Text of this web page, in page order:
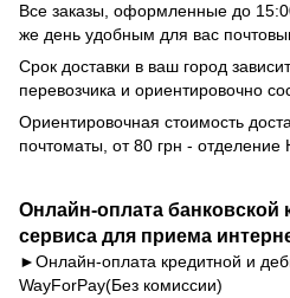
Все заказы, оформленные до
же день удобным для вас
Срок доставки в ваш город
перевозчика и ориентировочно
Ориентировочная стоимость
почтоматы, от 80 грн - отделение
Онлайн-оплата
сервиса для приема
►Онлайн-оплата кредитной и
WayForPay(Без комиссии)